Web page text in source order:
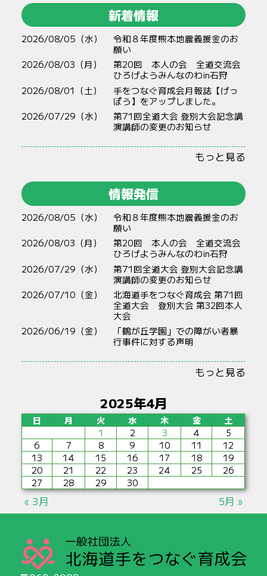
新着情報
2026/08/05（水）
令和８年度熊本地震義援金のお
願い
2026/08/03（月）
第20回 本人の会 全道交流会
ひろげようみんなのわin石狩
2026/08/01（土）
手をつなぐ育成会月報誌【げっ
ぽう】をアップしました。
2026/07/29（水）
第71回全道大会 登別大会記念講
演講師の変更のお知らせ
もっと見る
情報発信
2026/08/05（水）
令和８年度熊本地震義援金のお
願い
2026/08/03（月）
第20回 本人の会 全道交流会
ひろげようみんなのわin石狩
2026/07/29（水）
第71回全道大会 登別大会記念講
演講師の変更のお知らせ
2026/07/10（金）
北海道手をつなぐ育成会 第71回
全道大会 登別大会 第32回本人
大会
2026/06/19（金）
「鶴が丘学園」での障がい者暴
行事件に対する声明
もっと見る
2025年4月
日 月 火 水 木 金
土
1
2 3 4
5
6
7 8 9 10 11
12
13
14 15 16 17 18
19
20
21 22 23 24 25
26
27
28 29 30
« 3月 5月 »